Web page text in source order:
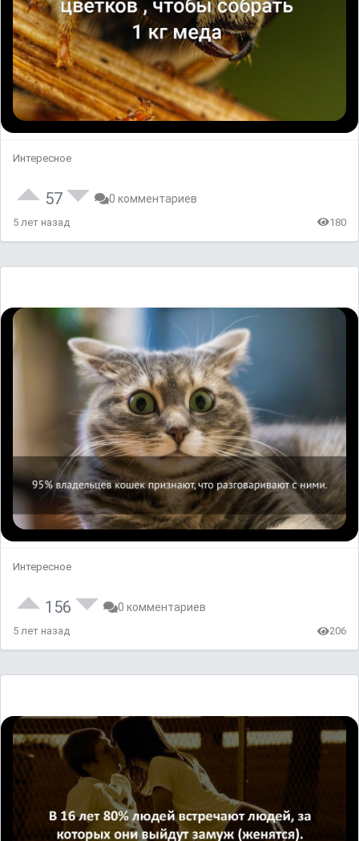
Интересное
57 0 комментариев
5 лет назад 180
Интересное
156 0 комментариев
5 лет назад 206